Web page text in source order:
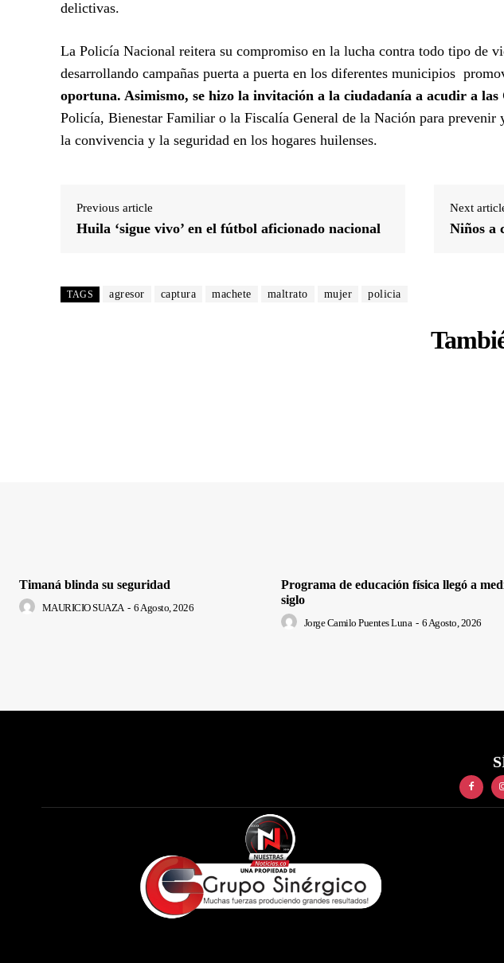
delictivas.
La Policía Nacional reitera su compromiso en la lucha contra todo tipo de
desarrollando campañas puerta a puerta en los diferentes municipios
oportuna. Asimismo, se hizo la invitación a la ciudadanía a acudir a
Policía, Bienestar Familiar o la Fiscalía General de la Nación para
la convivencia y la seguridad en los hogares huilenses.
Previous article
Huila ‘sigue vivo’ en el fútbol aficionado nacional
Next
Niños a
TAGS agresor captura machete maltrato mujer policia
Timaná blinda su seguridad
MAURICIO SUAZA - 6 Agosto, 2026
Programa de educación física llegó a
siglo
Jorge Camilo Puentes Luna - 6 Agosto, 2026